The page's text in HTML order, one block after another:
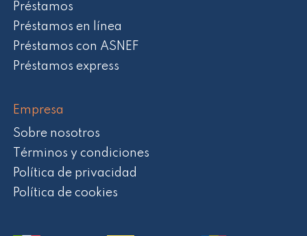
Préstamos
Préstamos en línea
Préstamos con ASNEF
Préstamos express
Empresa
Sobre nosotros
Términos y condiciones
Política de privacidad
Política de cookies